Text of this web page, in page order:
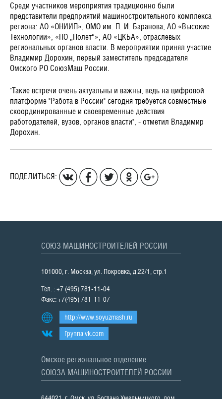
Среди участников мероприятия традиционно были
представители предприятий машиностроительного комплекса
региона: АО «ОНИИП», ОМО им. П. И. Баранова, АО «Высокие
Технологии»; «ПО „Полёт“»; АО «ЦКБА», отраслевых
региональных органов власти. В мероприятии принял участие
Владимир Дорохин, первый заместитель председателя
Омского РО СоюзМаш России.
"Такие встречи очень актуальны и важны, ведь на цифровой
платформе "Работа в России" сегодня требуется совместные
скоординированные и своевременные действия
работодателей, вузов, органов власти", - отметил Владимир
Дорохин.
ПОДЕЛИТЬСЯ:
СОЮЗ МАШИНОСТРОИТЕЛЕЙ РОССИИ
101000, г. Москва, ул. Покровка, д.22/1, стр.1
Тел. : +7 (495) 781-11-04
Факс: +7(495) 781-11-07
http://www.soyuzmash.ru
Группа vk.com
Омское региональное отделение
СОЮЗА МАШИНОСТРОИТЕЛЕЙ РОССИИ